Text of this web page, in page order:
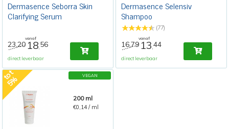
Dermasence Seborra Skin
Clarifying Serum
vanaf
23,20 18, 56
direct leverbaar
Dermasence Selensiv
Shampoo
(77)
vanaf
16,79 13 ,44
direct leverbaar
t
o
t
5
% VEGAN
200 ml
€0,14 / ml